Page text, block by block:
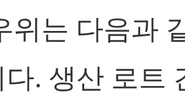
위는 다음과
. 생산 로트